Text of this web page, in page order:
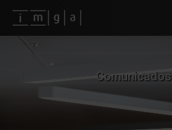
Fundos imga
Comunicados